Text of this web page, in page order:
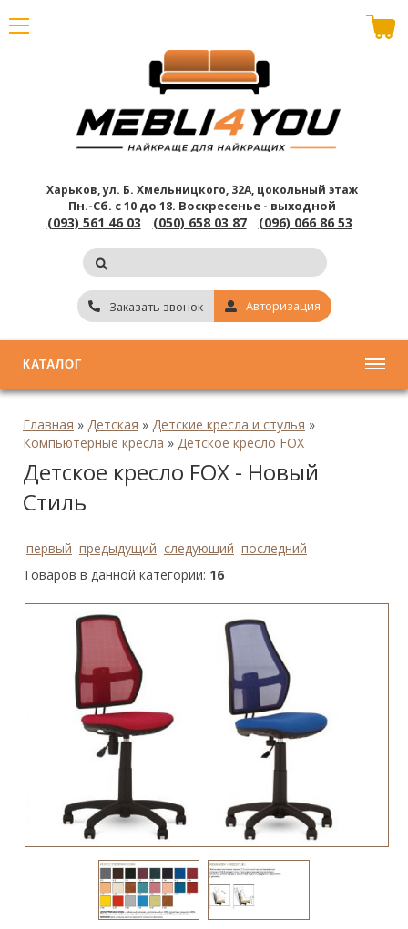
Харьков, ул. Б. Хмельницкого, 32А, цокольный этаж
Пн.-Сб. с 10 до 18. Воскресенье - выходной
(093) 561 46 03 (050) 658 03 87 (096) 066 86 53
Заказать звонок Авторизация
КАТАЛОГ
Главная » Детская » Детские кресла и стулья »
Компьютерные кресла » Детское кресло FOX
Детское кресло FOX - Новый
Стиль
первый предыдущий следующий последний
Товаров в данной категории: 16
В корзине пусто